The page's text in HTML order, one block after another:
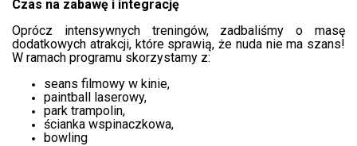
Czas na zabawę i integrację
Oprócz intensywnych treningów, zadbaliśmy o masę
dodatkowych atrakcji, które sprawią, że nuda nie ma szans!
W ramach programu skorzystamy z:
seans filmowy w kinie,
paintball laserowy,
park trampolin,
ścianka wspinaczkowa,
bowling